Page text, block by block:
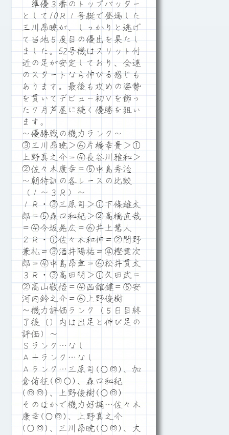
準優３番のトップバッター
として10Ｒ１号艇で登場した
三川昂暁が、しっかりと逃げ
て当地５度目の優出を果たし
ました。52号機はスリット付
近の足が安定しており、全速
のスタートなら伸びる感じも
あります。最後も攻めの姿勢
を貫いてデビュー初Ｖを飾っ
た７月芦屋に続く優勝を狙い
ます。
～優勝戦の機力ランク～
③三川昂暁＞⑥片橋幸貴＞①
上野真之介＝④長谷川雅和＞
②佐々木康幸＝⑤中島秀治
～朝特訓の各レースの比較
（１～３Ｒ）～
１Ｒ・③三原司＞①下條雄太
郎＝⑤森口和紀＞②高橋直哉
＝④今坂晃広＝⑥井上慧人
２Ｒ・①佐々木和伸＝②間野
兼礼＝③酒井陽祐＝④樫葉次
郎＝④中島昂章＝⑥松井貫太
３Ｒ・③高田明＞①久田武＝
②高山敬悟＝④西舘健＝⑤安
河内鈴之介＝⑥上野俊樹
～機力評価ランク（５日目終
了後（）内は出足と伸び足の
評価）～
Ｓランク…なし
Ａ＋ランク…なし
Ａランク…三原司(○◎)、加
倉侑征(◎○)、森口和紀
(◎◎)、上野俊樹(○◎)
そのほかで機力好調…佐々木
康幸(○◎)、上野真之介
(○◎)、三川昂暁(○◎)、大